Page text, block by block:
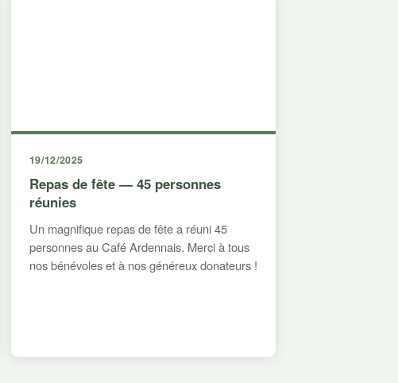
19/12/2025
Repas de fête — 45 personnes
réunies
Un magnifique repas de fête a réuni 45
personnes au Café Ardennais. Merci à tous
nos bénévoles et à nos généreux donateurs !